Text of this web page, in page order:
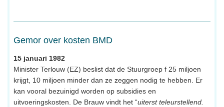
Gemor over kosten BMD
15 januari 1982
Minister Terlouw (EZ) beslist dat de Stuurgroep f 25 miljoen
krijgt, 10 miljoen minder dan ze zeggen nodig te hebben. Er
kan vooral bezuinigd worden op subsidies en
uitvoeringskosten. De Brauw vindt het “uiterst teleurstellend.